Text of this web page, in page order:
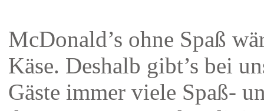
McDonald’s ohne Spaß
Käse. Deshalb gibt’s bei
Gäste immer viele Spaß-